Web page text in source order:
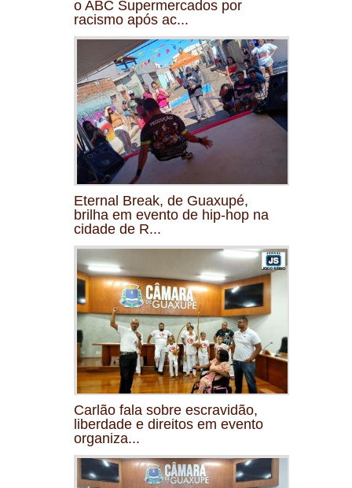
o ABC Supermercados por
racismo após ac...
Eternal Break, de Guaxupé,
brilha em evento de hip-hop na
cidade de R...
Carlão fala sobre escravidão,
liberdade e direitos em evento
organiza...